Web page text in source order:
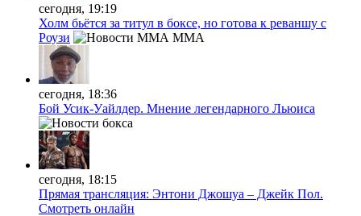
сегодня, 19:19
Холм бьётся за титул в боксе, но готова к реваншу с
Роузи
MMA
сегодня, 18:36
Бой Усик-Уайлдер. Мнение легендарного Льюиса
сегодня, 18:15
Прямая трансляция: Энтони Джошуа – Джейк Пол.
Смотреть онлайн